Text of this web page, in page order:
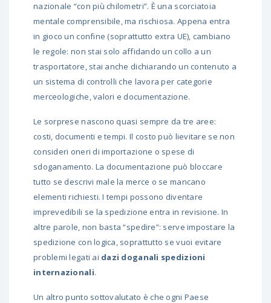
nazionale “con più chilometri”. È una scorciatoia
mentale comprensibile, ma rischiosa. Appena entra
in gioco un confine (soprattutto extra UE), cambiano
le regole: non stai solo affidando un collo a un
trasportatore, stai anche dichiarando un contenuto a
un sistema di controlli che lavora per categorie
merceologiche, valori e documentazione.
Le sorprese nascono quasi sempre da tre aree:
costi, documenti e tempi. Il costo può lievitare se non
consideri oneri di importazione o spese di
sdoganamento. La documentazione può bloccare
tutto se descrivi male la merce o se mancano
elementi richiesti. I tempi possono diventare
imprevedibili se la spedizione entra in revisione. In
altre parole, non basta “spedire”: serve impostare la
spedizione con logica, soprattutto se vuoi evitare
problemi legati ai dazi doganali spedizioni
internazionali.
Un altro punto sottovalutato è che ogni Paese